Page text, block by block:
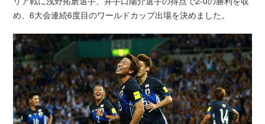
め、6大会連続6度目のワールドカップ出場を決めました。